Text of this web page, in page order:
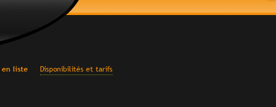
en liste Disponibilités et tarifs